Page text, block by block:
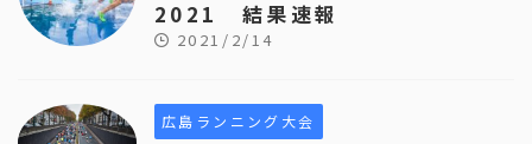
2021 結果速報
2021/2/14
広島ランニング大会